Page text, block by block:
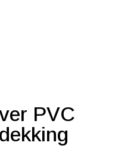
PVC